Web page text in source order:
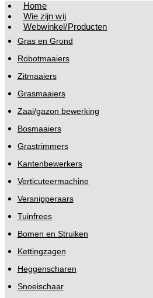
Home
Wie zijn wij
Webwinkel/Producten
Gras en Grond
Robotmaaiers
Zitmaaiers
Grasmaaiers
Zaai/gazon bewerking
Bosmaaiers
Grastrimmers
Kantenbewerkers
Verticuteermachine
Versnipperaars
Tuinfrees
Bomen en Struiken
Kettingzagen
Heggenscharen
Snoeischaar